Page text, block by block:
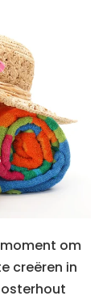
om
creëren in